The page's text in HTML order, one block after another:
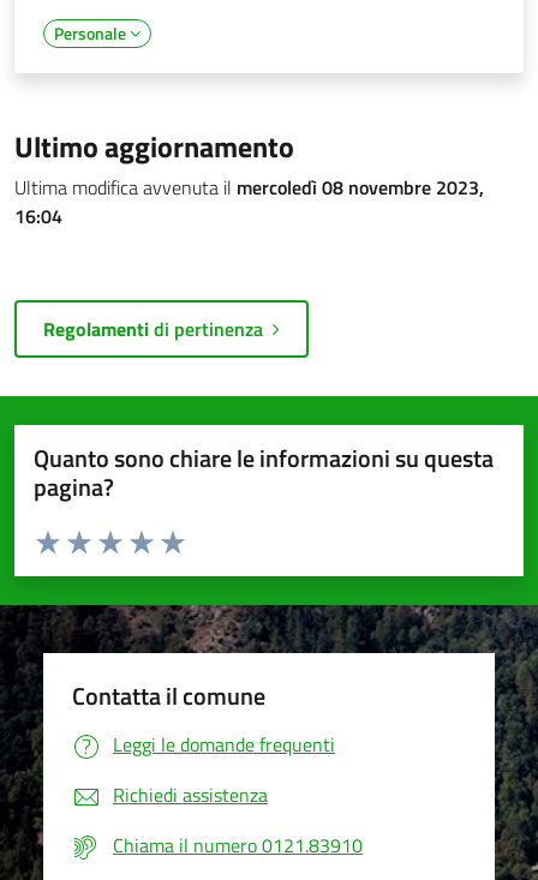
Personale
Ultimo aggiornamento
Ultima modifica avvenuta il mercoledì 08 novembre 2023,
16:04
Regolamentidi pertinenza
Quanto sono chiare le informazioni su questa
pagina?
Valuta da 1 a 5 stelle la pagina
Valuta 5 stelle su 5
Valuta 4 stelle su 5
Valuta 3 stelle su 5
Valuta 2 stelle su 5
Valuta 1 stelle su 5
Contatta il comune
Leggi le domande frequenti
Richiedi assistenza
Chiama il numero 0121.83910